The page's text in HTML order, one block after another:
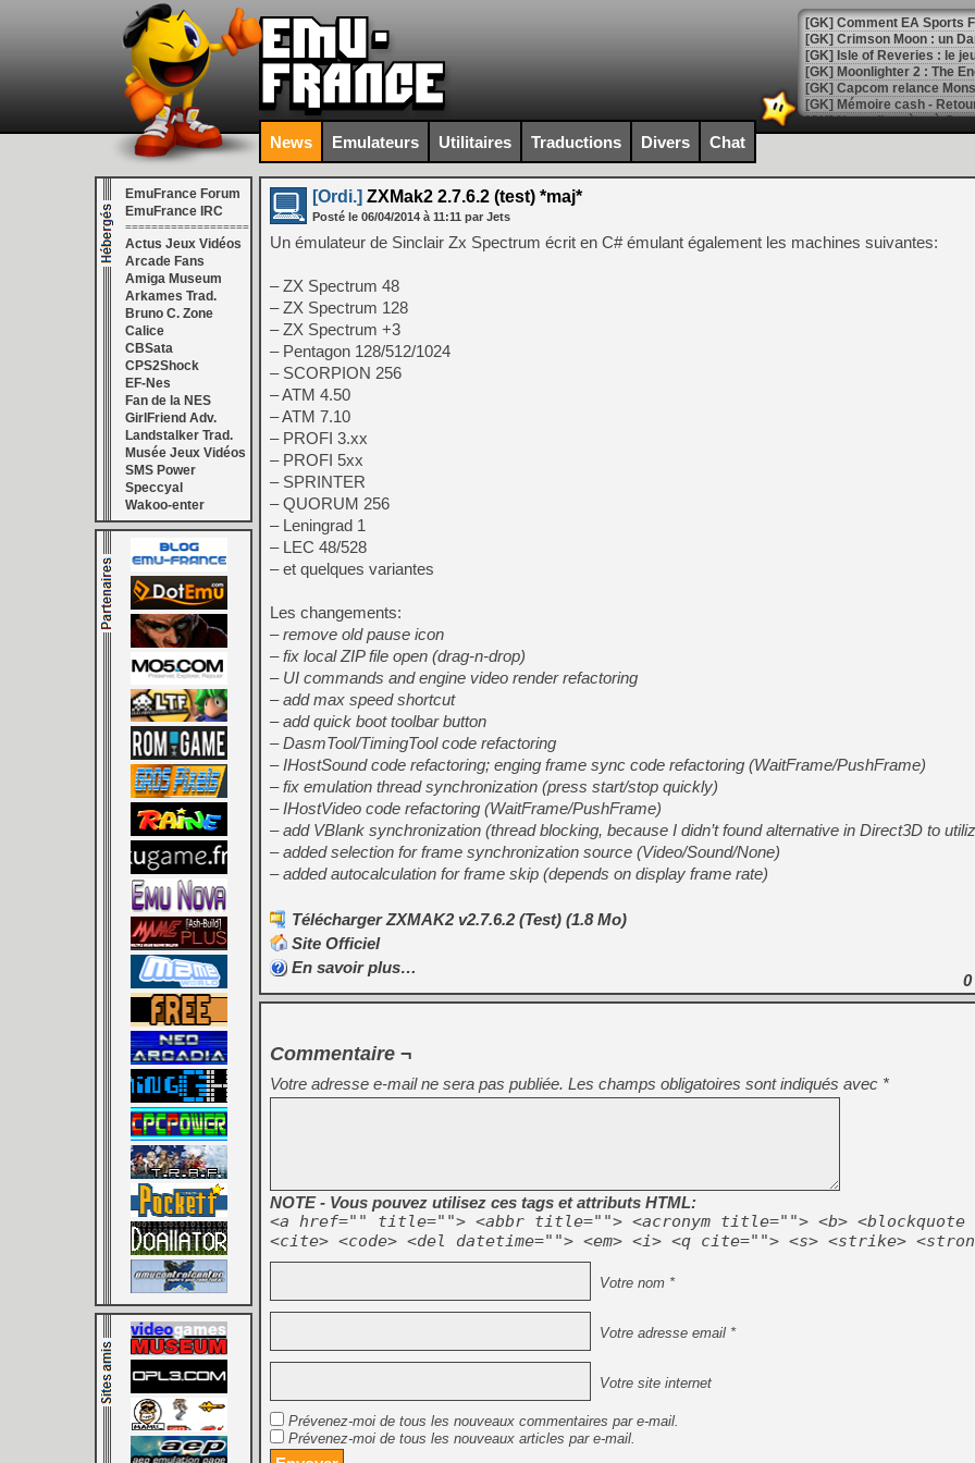
[GK] Comment EA Sports
[GK] Crimson Moon : un
[GK] Isle of Reveries : le
[GK] Moonlighter 2 : The
[GK] Capcom relance
[Mo5] Deux inédits du
[GK] Le beat'em up The
[GK] Endless Legend 2 :
[LS] [PS5] Le WebKit
[GK] Oubliez Crazy Taxi,
[LS] [Switch] NSZ 5.0.0
[GK] No More Room in
[GK] Un chatbot Atelier
[GK] Mémoire cash -
[GK] Nvidia : le prix des
[GK] Suikoden Star Leap
[Mo5] La mini borne
[GK] Le studio de FIFA
[GK] La PlayStation 1 en
[GK] Dawn of War 4 : les
[GK] CloverPit : l'héritier
[GK] Stellar Blade : Blood
[GK] Palworld Online est
[GK] Wuchang 2 : le
[GK] Test : Big Walk est
[GK] Starsand Island : la
[GK] Dan Houser (GTA)
News Emulateurs Utilitaires Traductions Divers Chat
EmuFrance Forum
EmuFrance IRC
===================
Actus Jeux Vidéos
Arcade Fans
Amiga Museum
Arkames Trad.
Bruno C. Zone
Calice
CBSata
CPS2Shock
EF-Nes
Fan de la NES
GirlFriend Adv.
Landstalker Trad.
Musée Jeux Vidéos
SMS Power
Speccyal
Wakoo-enter
[Ordi.] ZXMak2 2.7.6.2 (test) *maj*
Posté le 06/04/2014 à 11:11 par Jets
Un émulateur de Sinclair Zx Spectrum écrit en C# émulant également les machines suivantes:
– ZX Spectrum 48
– ZX Spectrum 128
– ZX Spectrum +3
– Pentagon 128/512/1024
– SCORPION 256
– ATM 4.50
– ATM 7.10
– PROFI 3.xx
– PROFI 5xx
– SPRINTER
– QUORUM 256
– Leningrad 1
– LEC 48/528
– et quelques variantes
Les changements:
– remove old pause icon
– fix local ZIP file open (drag-n-drop)
– UI commands and engine video render refactoring
– add max speed shortcut
– add quick boot toolbar button
– DasmTool/TimingTool code refactoring
– IHostSound code refactoring; enging frame sync code refactoring (WaitFrame/PushFrame)
– fix emulation thread synchronization (press start/stop quickly)
– IHostVideo code refactoring (WaitFrame/PushFrame)
– add VBlank synchronization (thread blocking, because I didn’t found alternative in Direct3D to
– added selection for frame synchronization source (Video/Sound/None)
– added autocalculation for frame skip (depends on display frame rate)
Télécharger ZXMAK2 v2.7.6.2 (Test) (1.8 Mo)
Site Officiel
En savoir plus…
0
Commentaire ¬
Votre adresse e-mail ne sera pas publiée. Les champs obligatoires sont indiqués avec *
NOTE - Vous pouvez utilisez ces tags et attributs HTML:
<a href="" title=""> <abbr title=""> <acronym title=""> <b> <blockquote
<cite> <code> <del datetime=""> <em> <i> <q cite=""> <s> <strike>
Votre nom *
Votre adresse email *
Votre site internet
Prévenez-moi de tous les nouveaux commentaires par e-mail.
Prévenez-moi de tous les nouveaux articles par e-mail.